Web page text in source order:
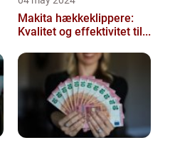
Makita hækkeklippere:
Kvalitet og effektivitet til...